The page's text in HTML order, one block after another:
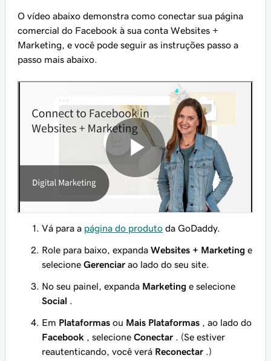
O vídeo abaixo demonstra como conectar sua página
comercial do Facebook à sua conta Websites +
Marketing, e você pode seguir as instruções passo a
passo mais abaixo.
Vá para a página do produto da GoDaddy.
Role para baixo, expanda Websites + Marketing e
selecione Gerenciar ao lado do seu site.
No seu painel, expanda Marketing e selecione
Social .
Em Plataformas ou Mais Plataformas , ao lado do
Facebook , selecione Conectar . (Se estiver
reautenticando, você verá Reconectar .)